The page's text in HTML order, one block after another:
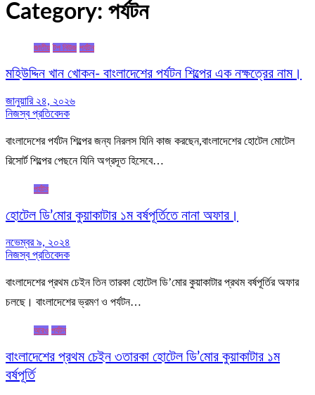
Category: পর্যটন
জাতীয় টপ নিউজ পর্যটন
মহিউদ্দিন খান খোকন- বাংলাদেশের পর্যটন শিল্পের এক নক্ষত্রের নাম।
জানুয়ারি ২৪, ২০২৬
নিজস্ব প্রতিবেদক
বাংলাদেশের পর্যটন শিল্পের জন্য নিরলস যিনি কাজ করছেন,বাংলাদেশের হোটেল মোটেল
রিসোর্ট শিল্পের পেছনে যিনি অগ্রদূত হিসেবে…
পর্যটন
হোটেল ডি’মোর কুয়াকাটার ১ম বর্ষপূর্তিতে নানা অফার।
নভেম্বর ৯, ২০২৪
নিজস্ব প্রতিবেদক
বাংলাদেশের প্রথম চেইন তিন তারকা হোটেল ডি’মোর কুয়াকাটার প্রথম বর্ষপূর্তির অফার
চলছে। বাংলাদেশের ভ্রমণ ও পর্যটন…
আরও পর্যটন
বাংলাদেশের প্রথম চেইন ৩তারকা হোটেল ডি’মোর কুয়াকাটার ১ম
বর্ষপূর্তি